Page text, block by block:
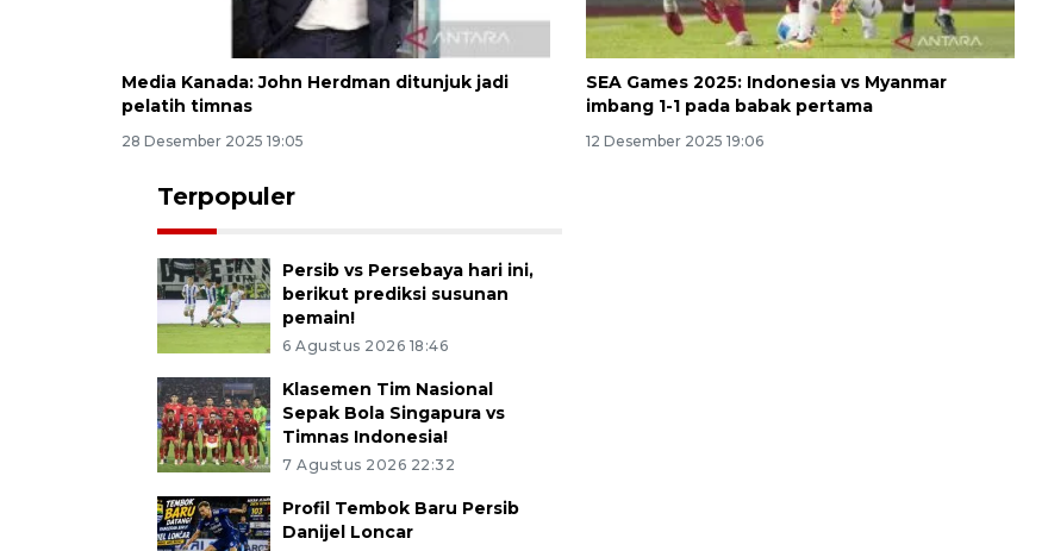
Media Kanada: John Herdman ditunjuk jadi
pelatih timnas
28 Desember 2025 19:05
SEA Games 2025: Indonesia vs Myanmar
imbang 1-1 pada babak pertama
12 Desember 2025 19:06
Terpopuler
Persib vs Persebaya hari ini,
berikut prediksi susunan
pemain!
6 Agustus 2026 18:46
Klasemen Tim Nasional
Sepak Bola Singapura vs
Timnas Indonesia!
7 Agustus 2026 22:32
Profil Tembok Baru Persib
Danijel Loncar